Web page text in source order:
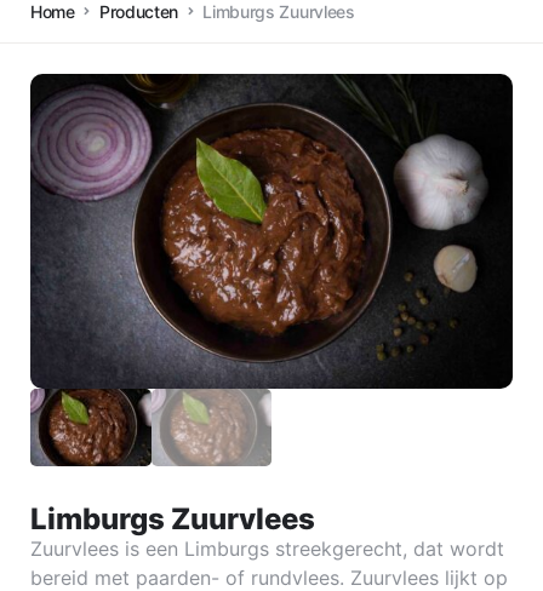
Home Producten Limburgs Zuurvlees
Limburgs Zuurvlees
Zuurvlees is een Limburgs streekgerecht, dat wordt
bereid met paarden- of rundvlees. Zuurvlees lijkt op